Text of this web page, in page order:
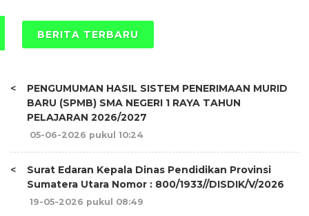
BERITA TERBARU
<
PENGUMUMAN HASIL SISTEM PENERIMAAN MURID
BARU (SPMB) SMA NEGERI 1 RAYA TAHUN
PELAJARAN 2026/2027
05-06-2026 pukul 10:24
<
Surat Edaran Kepala Dinas Pendidikan Provinsi
Sumatera Utara Nomor : 800/1933//DISDIK/V/2026
19-05-2026 pukul 08:49